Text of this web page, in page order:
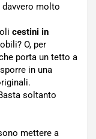
molto
cestini in
O, per
porta un tetto a
in una
soltanto
mettere a